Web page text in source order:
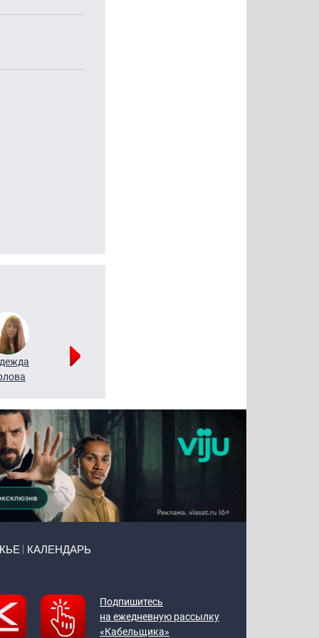
КАЛЕНДАРЬ
Подпишитесь
на ежедневную рассылку
«Кабельщика»